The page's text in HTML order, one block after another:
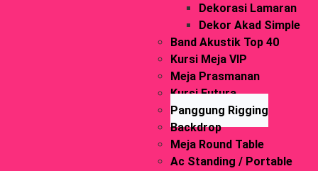
Dekorasi Lamaran
Dekor Akad Simple
Band Akustik Top 40
Kursi Meja VIP
Meja Prasmanan
Kursi Futura
Panggung Rigging
Backdrop
Meja Round Table
Ac Standing / Portable